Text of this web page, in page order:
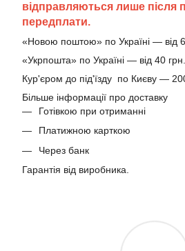
відправляються лише після
передплати.
«Новою поштою» по Україні — від
«Укрпошта» по Україні — від 40 грн.
Кур'єром до під'їзду по Києву —
Більше інформації про доставку
Готівкою при отриманні
Платижною карткою
Через банк
Гарантія від виробника.